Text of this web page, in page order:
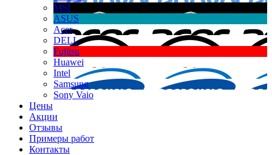
MSI
ASUS
Acer
DELL
Fujitsu
Huawei
Intel
Samsung
Sony Vaio
Цены
Акции
Отзывы
Примеры работ
Контакты